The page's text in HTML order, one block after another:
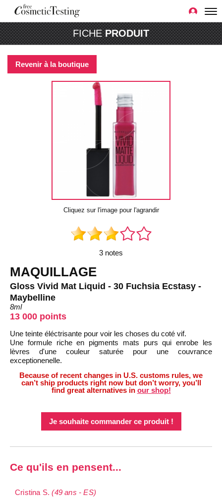
FICHEPRODUIT
Revenir à la boutique
Cliquez sur l'image pour l'agrandir
3 notes
MAQUILLAGE
Gloss Vivid Mat Liquid - 30 Fuchsia Ecstasy -
Maybelline
8ml
13 000 points
Une teinte éléctrisante pour voir les choses du coté vif.
Une formule riche en pigments mats purs qui enrobe les
lèvres d'une couleur saturée pour une couvrance
exceptionenelle.
Because of recent changes in U.S. customs rules, we
can’t ship products right now but don’t worry, you’ll
find great alternatives in our shop!
Je souhaite commander ce produit !
Ce qu'ils en pensent...
Cristina S.(49 ans - ES)